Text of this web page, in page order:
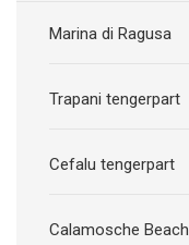
Marina di Ragusa
Trapani tengerpart
Cefalu tengerpart
Calamosche Beach